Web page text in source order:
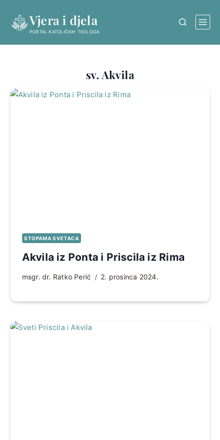
content
Vjera i djela
PORTAL KATOLIČKIH TEOLOGA
sv. Akvila
STOPAMA SVETACA
Akvila iz Ponta i Priscila iz Rima
msgr. dr. Ratko Perić 2. prosinca 2024.